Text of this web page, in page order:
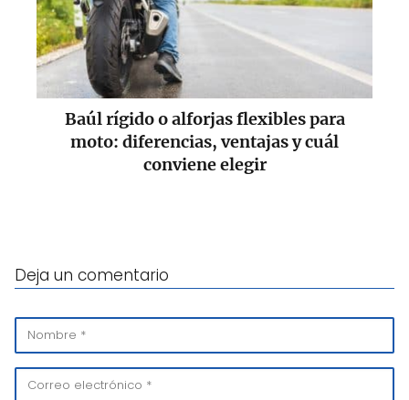
Baúl rígido o alforjas flexibles para
moto: diferencias, ventajas y cuál
conviene elegir
Deja un comentario